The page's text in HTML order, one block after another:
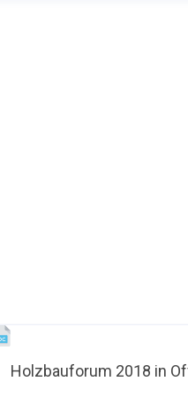
Holzbauforum 2018 in